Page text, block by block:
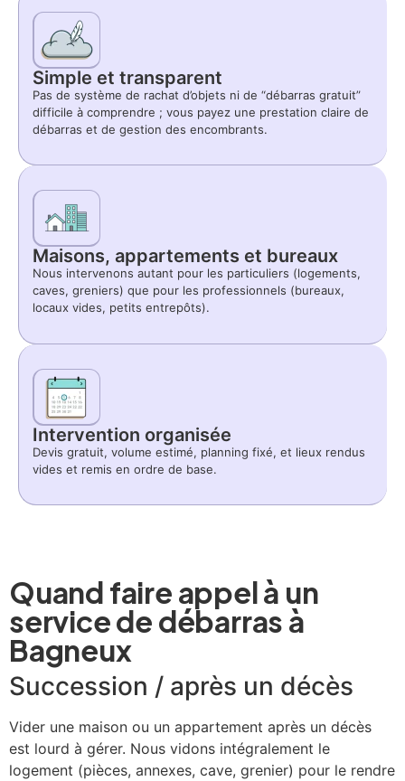
Simple et transparent
Pas de système de rachat d’objets ni de “débarras gratuit”
difficile à comprendre ; vous payez une prestation claire de
débarras et de gestion des encombrants.
Maisons, appartements et bureaux
Nous intervenons autant pour les particuliers (logements,
caves, greniers) que pour les professionnels (bureaux,
locaux vides, petits entrepôts).
Intervention organisée
Devis gratuit, volume estimé, planning fixé, et lieux rendus
vides et remis en ordre de base.
Quand faire appel à un
service de débarras à
Bagneux
Succession / après un décès
Vider une maison ou un appartement après un décès
est lourd à gérer. Nous vidons intégralement le
logement (pièces, annexes, cave, grenier) pour le rendre